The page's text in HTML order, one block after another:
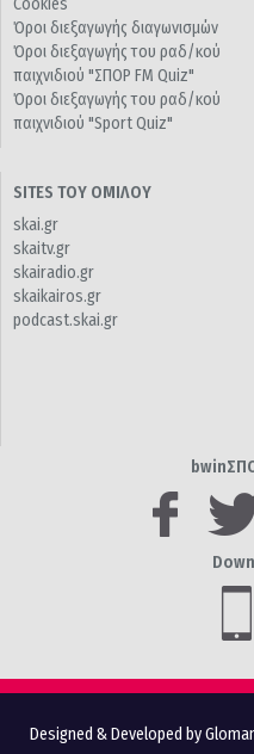
Cookies
Όροι διεξαγωγής διαγωνισμών
Όροι διεξαγωγής του ραδ/κού
παιχνιδιού "ΣΠΟΡ FM Quiz"
Όροι διεξαγωγής του ραδ/κού
παιχνιδιού "Sport Quiz"
SITES ΤΟΥ ΟΜΙΛΟΥ
skai.gr
skaitv.gr
skairadio.gr
skaikairos.gr
podcast.skai.gr
Designed & Developed by